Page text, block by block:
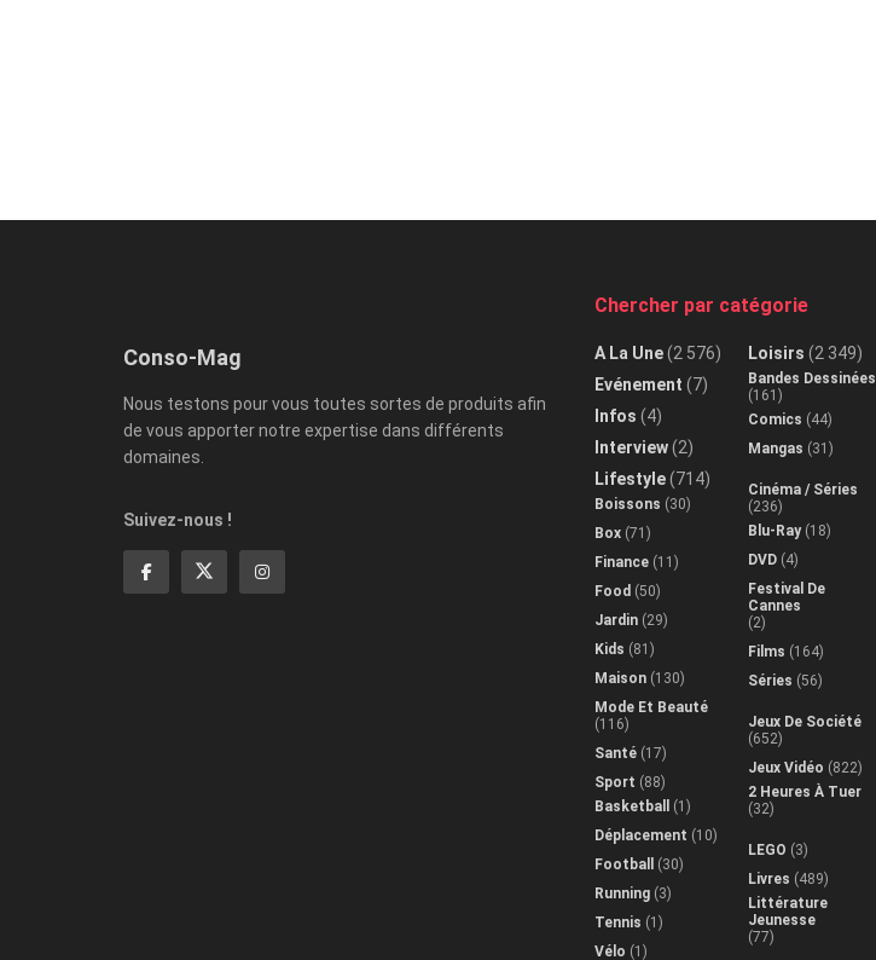
Conso-Mag
Nous testons pour vous toutes sortes de produits afin
de vous apporter notre expertise dans différents
domaines.
Suivez-nous !
Chercher par catégorie
A La Une(2 576)
Evénement (7)
Infos (4)
Interview(2)
Lifestyle(714)
Boissons (30)
Box (71)
Finance (11)
Food (50)
Jardin (29)
Kids (81)
Maison (130)
Mode Et Beauté
(116)
Santé (17)
Sport (88)
Basketball
(1)
Déplacement (10)
Football
(30)
Running (3)
Tennis (1)
Vélo (1)
Loisirs (2 349)
Bandes Dessinées
(161)
Comics (44)
Mangas (31)
Cinéma / Séries
(236)
Blu-Ray(18)
DVD(4)
Festival De
Cannes
(2)
Films (164)
Séries (56)
Jeux De Société
(652)
Jeux Vidéo (822)
2 Heures À Tuer
(32)
LEGO (3)
Livres (489)
Littérature
Jeunesse
(77)